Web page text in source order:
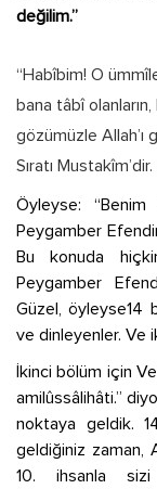
değilim.”
“Habîbim! O
bana tâbî
gözümüzle
Sıratı
Öyleyse: “Benim
Peygamber
Bu konuda
Peygamber
Güzel, öyleyse14
ve dinleyenler. Ve
İkinci bölüm için
amilûssâlihâti.”
noktaya geldik.
geldiğiniz zaman,
10. ihsanla sizi